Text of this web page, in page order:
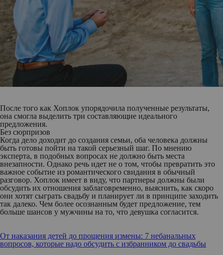
После того как Хоплок упорядочила полученные результаты,
она смогла выделить три составляющие идеального
предложения.
Без сюрпризов
Когда дело доходит до создания семьи, оба человека должны
быть готовы пойти на такой серьезный шаг. По мнению
эксперта, в подобных вопросах не должно быть места
внезапности. Однако речь идет не о том, чтобы превратить это
важное событие из романтического свидания в обычный
разговор. Хоплок имеет в виду, что партнеры должны были
обсудить их отношения заблаговременно, выяснить, как скоро
они хотят сыграть свадьбу и планирует ли в принципе заходить
так далеко. Чем более осознанным будет предложение, тем
больше шансов у мужчины на то, что девушка согласится.
От наказания детей до прощения измены: 7 небанальных
вопросов, которые надо обсудить с избранником до свадьбы